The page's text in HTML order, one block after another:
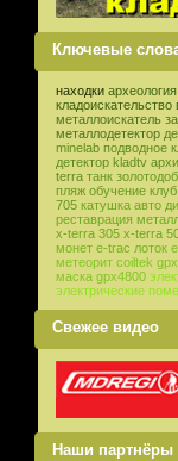
Ключевые
находки археология
кладоискательство
металлоискатель
металлодетектор
minelab подводное
детектор kladtv
terra танк
пляж обучение клуб
705 катушка авто
реставрация
x-terra 305 x-terra
монет e-trac лоток
метеорит coiltek gpx
маска gpx4800
электрические
Свежее видео
Наши партнёры